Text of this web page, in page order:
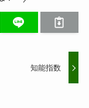
知能指数